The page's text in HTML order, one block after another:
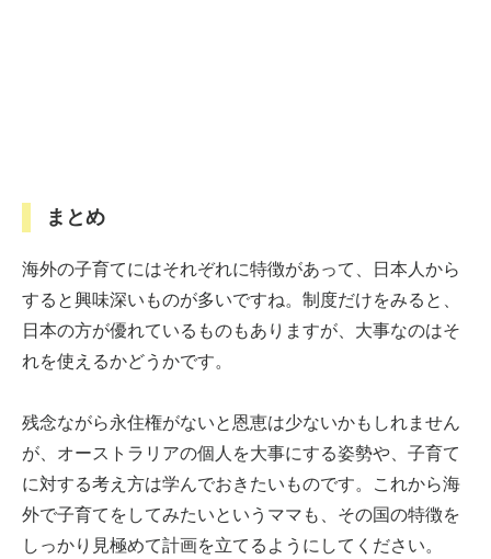
まとめ
海外の子育てにはそれぞれに特徴があって、日本人から
すると興味深いものが多いですね。制度だけをみると、
日本の方が優れているものもありますが、大事なのはそ
れを使えるかどうかです。
残念ながら永住権がないと恩恵は少ないかもしれません
が、オーストラリアの個人を大事にする姿勢や、子育て
に対する考え方は学んでおきたいものです。これから海
外で子育てをしてみたいというママも、その国の特徴を
しっかり見極めて計画を立てるようにしてください。